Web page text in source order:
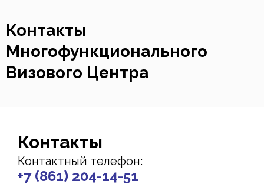
Контакты
Многофункционального
Визового Центра
Контакты
Контактный телефон:
+7 (861) 204-14-51